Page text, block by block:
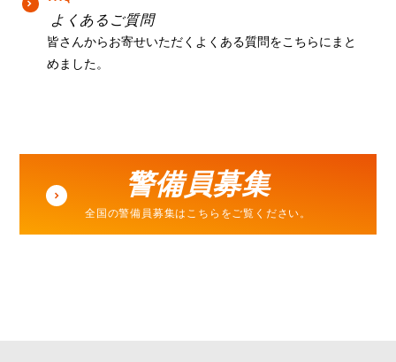
よくあるご質問
皆さんからお寄せいただくよくある質問をこちらにまと
めました。
警備員募集
全国の警備員募集はこちらをご覧ください。